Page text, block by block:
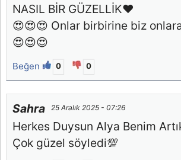
NASIL BİR GÜZELLİK❤️
😍😍😍 Onlar birbirine biz
😍😍😍
Beğen 0 0
Sahra 25 Aralık 2025 - 07:26
Herkes Duysun Alya Benim
Çok güzel söyledi💯